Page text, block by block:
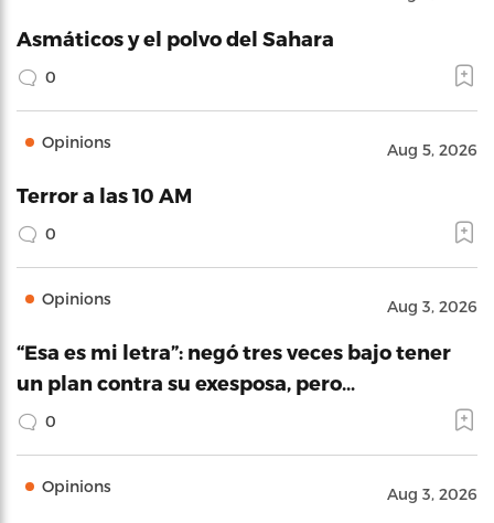
Asmáticos y el polvo del Sahara
0
Opinions Aug 5, 2026
Terror a las 10 AM
0
Opinions Aug 3, 2026
“Esa es mi letra”: negó tres veces bajo tener
un plan contra su exesposa, pero…
0
Opinions Aug 3, 2026